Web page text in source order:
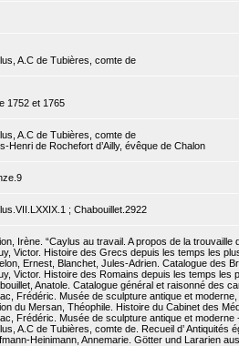
A.C de Tubières, comte de
1752 et 1765
A.C de Tubières, comte de
Henri de Rochefort d’Ailly, évêque de Chalon
; Chabouillet.2922
Irène. “Caylus au travail. A propos de la trouvaille
Victor. Histoire des Grecs depuis les temps les
Ernest, Blanchet, Jules-Adrien. Catalogue des
Victor. Histoire des Romains depuis les temps
Anatole. Catalogue général et raisonné des
Frédéric. Musée de sculpture antique et
du Mersan, Théophile. Histoire du Cabinet des
Frédéric. Musée de sculpture antique et
A.C de Tubières, comte de. Recueil d’
Heinimann, Annemarie. Götter und Lararien